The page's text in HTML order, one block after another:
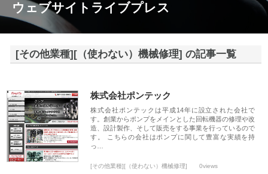
ウェブサイトライブプレス
[その他業種][（使わない）機械修理] の記事一覧
株式会社ポンテック
株式会社ポンテックは平成14年に設立された会社で
す。創業からポンプをメインとした回転機器の修理や改
造、設計製作、そして販売をする事業を行っているので
す。 こちらの会社はポンプに関して豊富な実績を持
っ…
[その他業種][（使わない）機械修理] 0views